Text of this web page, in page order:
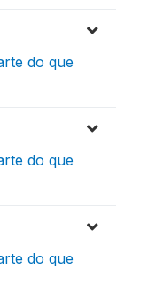
do que
do que
do que